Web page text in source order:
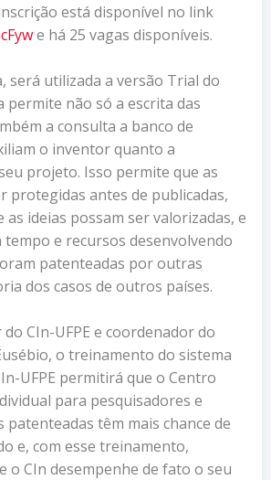
está disponível no link
e há 25 vagas disponíveis.
será utilizada a versão Trial do
permite não só a escrita das
a consulta a banco de
o inventor quanto a
projeto. Isso permite que as
protegidas antes de publicadas,
ideias possam ser valorizadas, e
tempo e recursos desenvolvendo
patenteadas por outras
dos casos de outros países.
CIn-UFPE e coordenador do
o treinamento do sistema
UFPE permitirá que o Centro
para pesquisadores e
patenteadas têm mais chance de
e, com esse treinamento,
o CIn desempenhe de fato o seu